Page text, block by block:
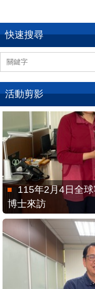
快速搜尋
活動剪影
115年2月4日全球
博士來訪